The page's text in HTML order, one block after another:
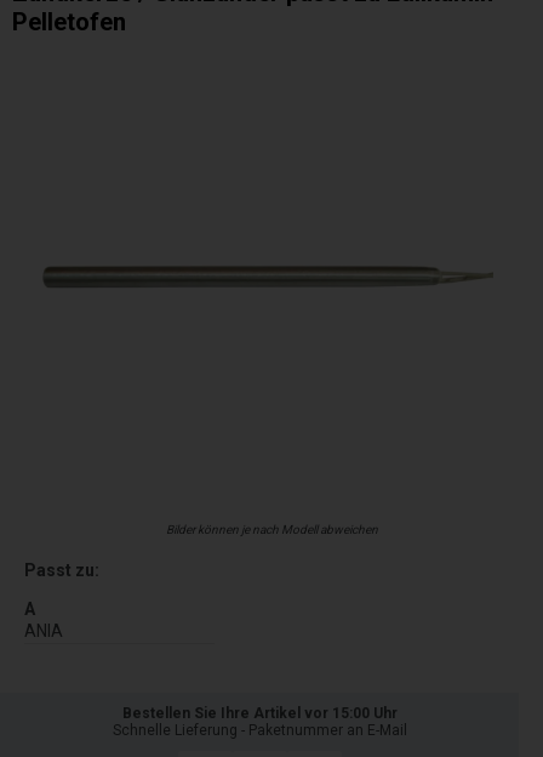
Pelletofen
Bilder können je nach Modell abweichen
Passt zu:
A
ANIA
Bestellen Sie Ihre Artikel vor 15:00 Uhr
Schnelle Lieferung - Paketnummer an E-Mail